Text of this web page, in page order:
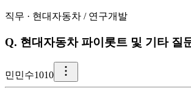
직무 · 현대자동차 / 연구개발
Q. 현대자동차 파이롯트 및 기타 질
민민수1010